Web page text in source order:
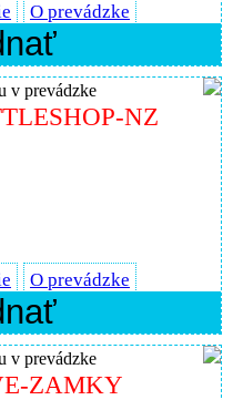
O prevádzke
v prevádzke
NZ
O prevádzke
v prevádzke
ZAMKY